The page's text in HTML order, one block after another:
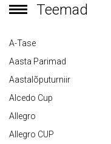
Teemad
A-Tase
Aasta Parimad
Aastalõputurniir
Alcedo Cup
Allegro
Allegro CUP